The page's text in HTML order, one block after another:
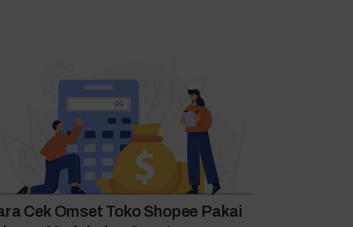
Cek Omset Toko Shopee Pakai